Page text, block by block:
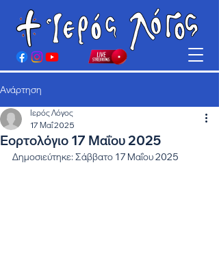
Ανάρτηση
Εορτολόγιο 17 Μαΐου 2025
Ιερός Λόγος
17 Μαΐ 2025
Δημοσιεύτηκε: Σάββατο 17 Μαΐου 2025